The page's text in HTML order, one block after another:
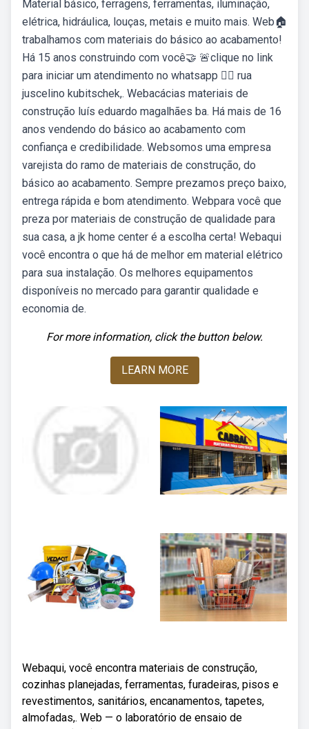
Material básico, ferragens, ferramentas, iluminação,
elétrica, hidráulica, louças, metais e muito mais. Web🏠
trabalhamos com materiais do básico ao acabamento!
Há 15 anos construindo com você🤝 🚨clique no link
para iniciar um atendimento no whatsapp 👇🏽 rua
juscelino kubitschek,. Webacácias materiais de
construção luís eduardo magalhães ba. Há mais de 16
anos vendendo do básico ao acabamento com
confiança e credibilidade. Websomos uma empresa
varejista do ramo de materiais de construção, do
básico ao acabamento. Sempre prezamos preço baixo,
entrega rápida e bom atendimento. Webpara você que
preza por materiais de construção de qualidade para
sua casa, a jk home center é a escolha certa! Webaqui
você encontra o que há de melhor em material elétrico
para sua instalação. Os melhores equipamentos
disponíveis no mercado para garantir qualidade e
economia de.
For more information, click the button below.
LEARN MORE
Webaqui, você encontra materiais de construção,
cozinhas planejadas, ferramentas, furadeiras, pisos e
revestimentos, sanitários, encanamentos, tapetes,
almofadas,. Web — o laboratório de ensaio de